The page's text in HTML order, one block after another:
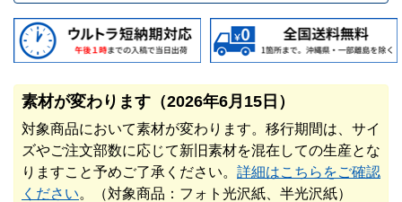
素材が変わります（2026年6月15日）
対象商品において素材が変わります。移行期間は、サイ
ズやご注文部数に応じて新旧素材を混在しての生産とな
りますこと予めご了承ください。 詳細はこちらをご確認
ください。（対象商品：フォト光沢紙、半光沢紙）